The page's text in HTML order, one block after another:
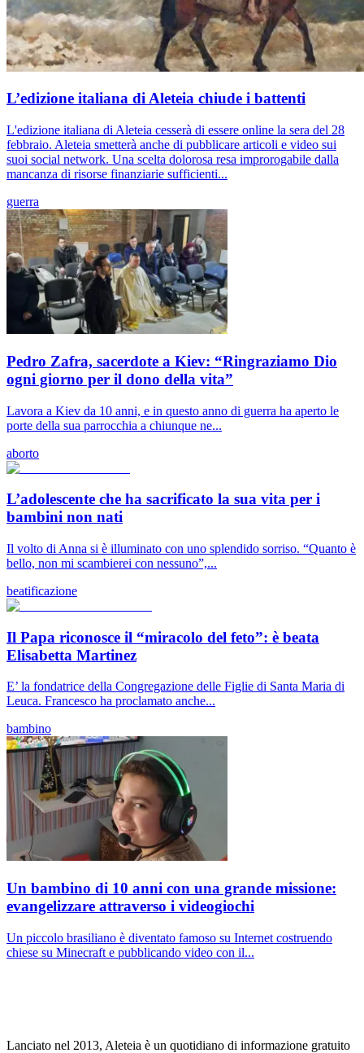
L’edizione italiana di Aleteia chiude i battenti
L'edizione italiana di Aleteia cesserà di essere online la sera del 28
febbraio. Aleteia smetterà anche di pubblicare articoli e video sui
suoi social network. Una scelta dolorosa resa improrogabile dalla
mancanza di risorse finanziarie sufficienti...
guerra
Pedro Zafra, sacerdote a Kiev: “Ringraziamo Dio
ogni giorno per il dono della vita”
Lavora a Kiev da 10 anni, e in questo anno di guerra ha aperto le
porte della sua parrocchia a chiunque ne...
aborto
L’adolescente che ha sacrificato la sua vita per i
bambini non nati
Il volto di Anna si è illuminato con uno splendido sorriso. “Quanto è
bello, non mi scambierei con nessuno”,...
beatificazione
Il Papa riconosce il “miracolo del feto”: è beata
Elisabetta Martinez
E’ la fondatrice della Congregazione delle Figlie di Santa Maria di
Leuca. Francesco ha proclamato anche...
bambino
Un bambino di 10 anni con una grande missione:
evangelizzare attraverso i videogiochi
Un piccolo brasiliano è diventato famoso su Internet costruendo
chiese su Minecraft e pubblicando video con il...
Lanciato nel 2013, Aleteia è un quotidiano di informazione gratuito